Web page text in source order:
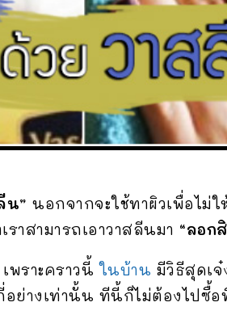
น” นอกจากจะใช้ทาผิวเพื่อไม่
าสามารถเอาวาสลีนมา “ลอก
พราะคราวนี้ในบ้าน มีวิธีสุดเ
ย่างเท่านั้น ทีนี้ก็ไม่ต้องไปซื้อ